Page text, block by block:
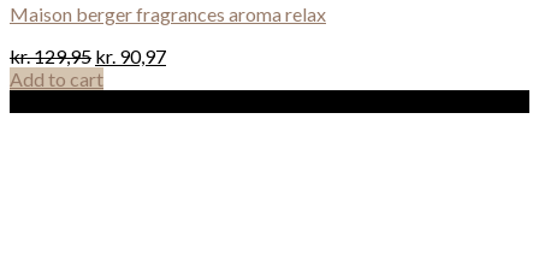
Maison berger fragrances aroma relax
kr.129,95 kr. 90,97
Add to cart